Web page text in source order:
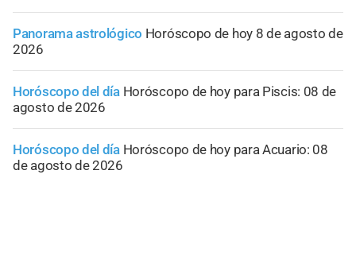
Panorama astrológico Horóscopo de hoy 8 de agosto de
2026
Horóscopo del día Horóscopo de hoy para Piscis: 08 de
agosto de 2026
Horóscopo del día Horóscopo de hoy para Acuario: 08
de agosto de 2026